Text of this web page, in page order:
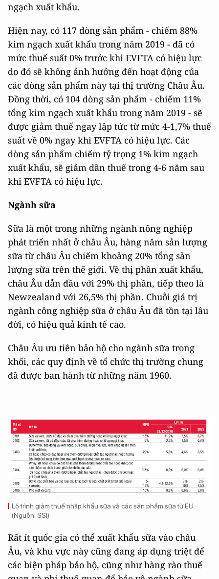
ngạch xuất khẩu.
Hiện nay, có 117 dòng sản phẩm - chiếm 88%
kim ngạch xuất khẩu trong năm 2019 - đã có
mức thuế suất 0% trước khi EVFTA có hiệu lực
do đó sẽ không ảnh hưởng đến hoạt động của
các dòng sản phẩm này tại thị trường Châu Âu.
Đồng thời, có 104 dòng sản phẩm - chiếm 11%
tổng kim ngạch xuất khẩu trong năm 2019 - sẽ
được giảm thuế ngay lập tức từ mức 4-1,7% thuế
suất về 0% ngay khi EVFTA có hiệu lực. Các
dòng sản phẩm chiếm tỷ trọng 1% kim ngạch
xuất khẩu, sẽ giảm dần thuế trong 4-6 năm sau
khi EVFTA có hiệu lực.
Ngành sữa
Sữa là một trong những ngành nông nghiệp
phát triển nhất ở châu Âu, hàng năm sản lượng
sữa từ châu Âu chiếm khoảng 20% tổng sản
lượng sữa trên thế giới. Về thị phần xuất khẩu,
châu Âu dẫn đầu với 29% thị phần, tiếp theo là
Newzealand với 26,5% thị phần. Chuỗi giá trị
ngành công nghiệp sữa ở châu Âu đã tồn tại lâu
đời, có hiệu quả kinh tế cao.
Châu Âu ưu tiên bảo hộ cho ngành sữa trong
khối, các quy định về tổ chức thị trường chung
đã được ban hành từ những năm 1960.
Lộ trình giảm thuế nhập khẩu sữa và các sản phẩm sữa từ EU
(Nguồn: SSI)
Rất ít quốc gia có thể xuất khẩu sữa vào châu
Âu, và khu vực này cũng đang áp dụng triệt để
các biện pháp bảo hộ, cũng như hàng rào thuế